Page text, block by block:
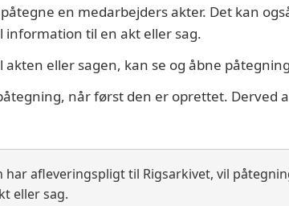
en medarbejders akter. Det kan
til en akt eller sag.
akten eller sagen, kan se og åbne
når først den er oprettet. Derved
har afleveringspligt til Rigsarkivet, vil
eller sag.